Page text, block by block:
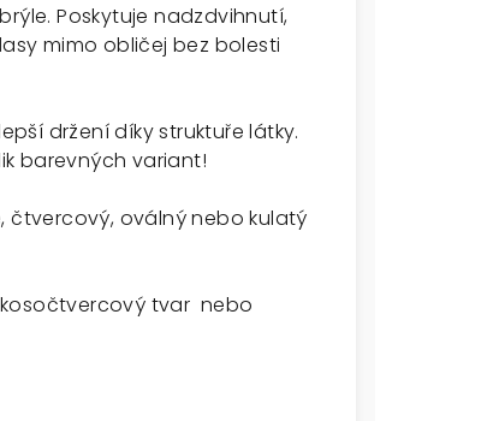
Poskytuje nadzdvihnutí,
mimo obličej bez bolesti
držení díky struktuře látky.
barevných variant!
čtvercový, oválný nebo kulatý
tvar nebo